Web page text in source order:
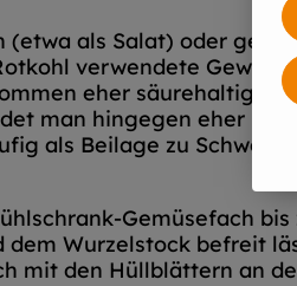
(etwa als Salat) oder
verwendete
eher säurehaltige
man hingegen eher
als Beilage zu
Gemüsefach
dem Wurzelstock befreit
mit den Hüllblättern an